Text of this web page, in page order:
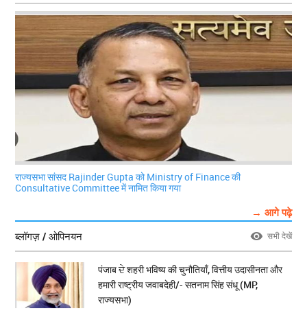
राज्यसभा सांसद Rajinder Gupta को Ministry of Finance की
Consultative Committee में नामित किया गया
→ आगे पढ़े
ब्लॉगज़ / ओपिनयन
सभी देखें
पंजाब ਦੇ शहरी भविष्य की चुनौतियाँ, वित्तीय उदासीनता और
हमारी राष्ट्रीय जवाबदेही/- सतनाम सिंह संधू (MP,
राज्यसभा)